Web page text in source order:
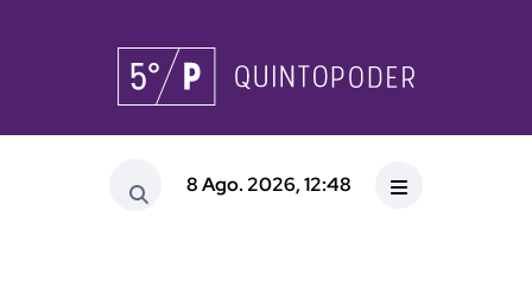
8 Ago. 2026, 12:48